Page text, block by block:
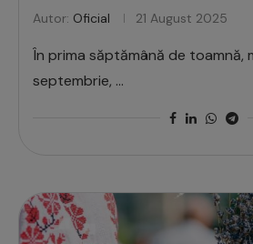
Autor: Oficial 21 August 2025
În prima săptămână de toamnă,
septembrie, …